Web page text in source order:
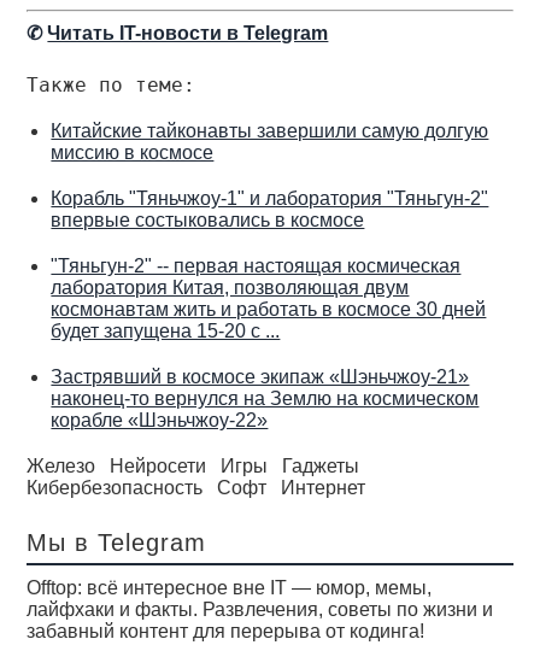
✆Читать IT-новости в Telegram
Также по теме:
Китайские тайконавты завершили самую долгую
миссию в космосе
Корабль "Тяньчжоу-1" и лаборатория "Тяньгун-2"
впервые состыковались в космосе
"Тяньгун-2" -- первая настоящая космическая
лаборатория Китая, позволяющая двум
космонавтам жить и работать в космосе 30 дней
будет запущена 15-20 с ...
Застрявший в космосе экипаж «Шэньчжоу-21»
наконец-то вернулся на Землю на космическом
корабле «Шэньчжоу-22»
Железо Нейросети Игры
Гаджеты
Кибербезопасность
Софт Интернет
Мы в Telegram
Offtop: всё интересное вне IT — юмор, мемы,
лайфхаки и факты. Развлечения, советы по жизни и
забавный контент для перерыва от кодинга!